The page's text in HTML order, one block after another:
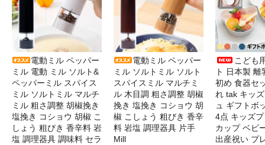
電動ミル ペッパー
ミル 電動 ミル ソルト&
ペッパーミル スパイス
ミル ソルトミル マルチ
ミル 粗さ調整 胡椒挽き
塩挽き コショウ 胡椒 こ
しょう 粗びき 香辛料 岩
塩 調理器具 調味料 セラ
電動ミル ペッパー
ミル ソルトミル ソルト
スパイスミル マルチミ
ル 木目調 粗さ調整 胡椒
挽き 塩挽き コショウ 胡
椒 こしょう 粗びき 香辛
料 岩塩 調理器具 片手
Mill
こども
ト 日本製
初め 食器セ
れ tak キッ
ュ ギフトボ
4点 キッズ
カップ ベビ
出産祝い プ